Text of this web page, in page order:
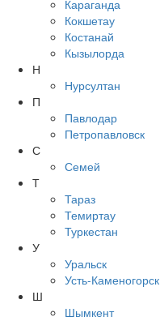
Караганда
Кокшетау
Костанай
Кызылорда
Н
Нурсултан
П
Павлодар
Петропавловск
С
Семей
Т
Тараз
Темиртау
Туркестан
У
Уральск
Усть-Каменогорск
Ш
Шымкент